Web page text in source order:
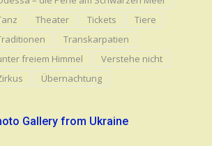
Theater Tickets
Tiere
Transkarpatien
freiem Himmel
Verstehe nicht
Übernachtung
Gallery from Ukraine